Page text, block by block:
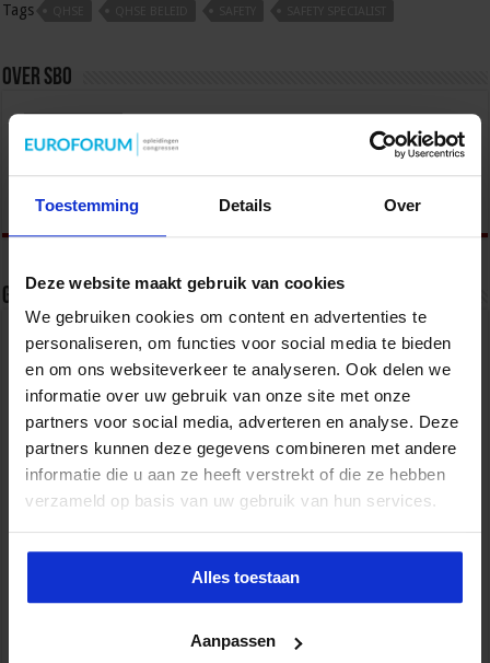
Toestemming Details Over
Deze website maakt gebruik van cookies
We gebruiken cookies om content en advertenties te
personaliseren, om functies voor social media te bieden
en om ons websiteverkeer te analyseren. Ook delen we
informatie over uw gebruik van onze site met onze
partners voor social media, adverteren en analyse. Deze
partners kunnen deze gegevens combineren met andere
informatie die u aan ze heeft verstrekt of die ze hebben
verzameld op basis van uw gebruik van hun services.
Alles toestaan
Aanpassen
Tags
Over sbo
organiseert jaarlijks zo’n 200 opleidingen en
congressen over o.a. onderwijs, veiligheid, milieu
& RO, zorg, bouw & infra en overheid.
Gerelateerde Artikelen
Geactualiseerde handreiking helpt organisaties bij
effectief alcohol-, drugs- en medicijnbeleid